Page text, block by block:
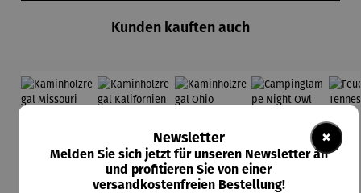
Kunden kauften auch
×
Newsletter
Melden Sie sich jetzt für unseren Newsletter an
und profitieren Sie von einer
versandkostenfreien Bestellung!